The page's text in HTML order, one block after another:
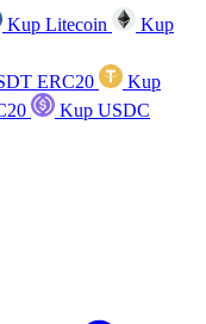
Kup Litecoin
Kup
ERC20
Kup
Kup USDC